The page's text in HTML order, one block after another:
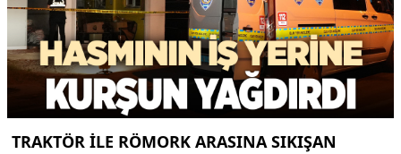
TRAKTÖR ILE RÖMORK ARASINA SIKIŞAN